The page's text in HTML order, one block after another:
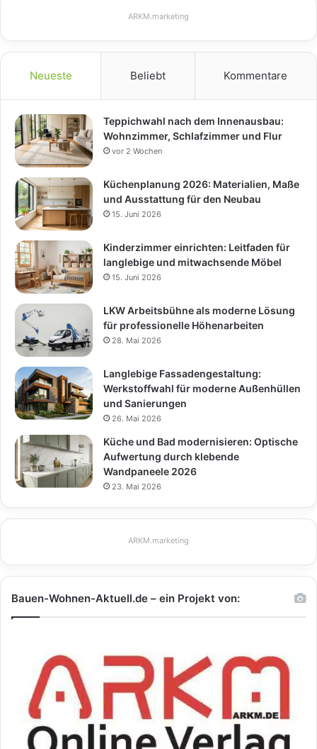
ARKM.marketing
Neueste Beliebt Kommentare
Teppichwahl nach dem Innenausbau:
Wohnzimmer, Schlafzimmer und Flur
vor 2 Wochen
Küchenplanung 2026: Materialien, Maße
und Ausstattung für den Neubau
15. Juni 2026
Kinderzimmer einrichten: Leitfaden für
langlebige und mitwachsende Möbel
15. Juni 2026
LKW Arbeitsbühne als moderne Lösung
für professionelle Höhenarbeiten
28. Mai 2026
Langlebige Fassadengestaltung:
Werkstoffwahl für moderne Außenhüllen
und Sanierungen
26. Mai 2026
Küche und Bad modernisieren: Optische
Aufwertung durch klebende
Wandpaneele 2026
23. Mai 2026
ARKM.marketing
Bauen-Wohnen-Aktuell.de – ein Projekt von: